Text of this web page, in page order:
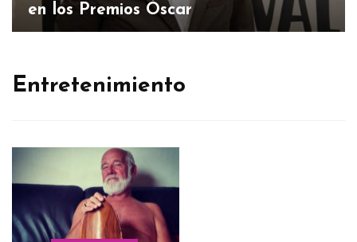
en los Premios Óscar
Entretenimiento